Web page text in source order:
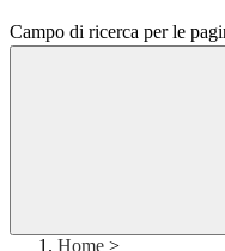
Campo di ricerca per le
Home >